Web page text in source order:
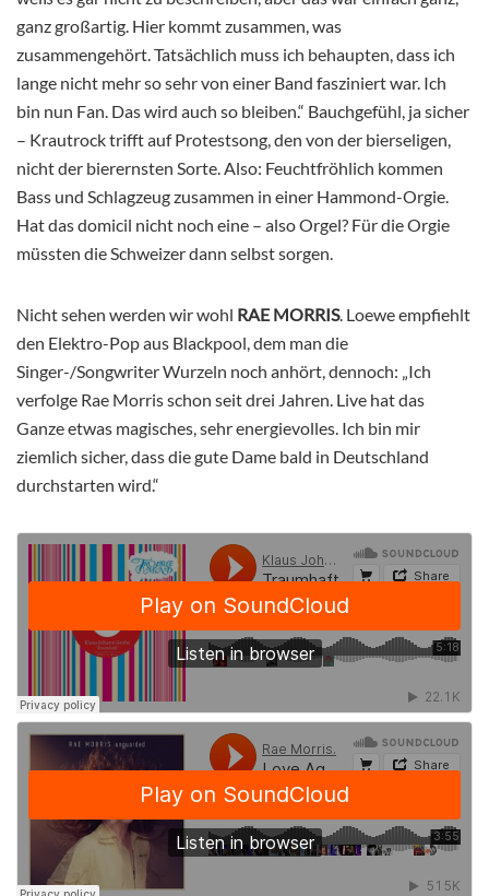
ganz großartig. Hier kommt zusammen, was
zusammengehört. Tatsächlich muss ich behaupten, dass ich
lange nicht mehr so sehr von einer Band fasziniert war. Ich
bin nun Fan. Das wird auch so bleiben.“ Bauchgefühl, ja sicher
– Krautrock trifft auf Protestsong, den von der bierseligen,
nicht der bierernsten Sorte. Also: Feuchtfröhlich kommen
Bass und Schlagzeug zusammen in einer Hammond-Orgie.
Hat das domicil nicht noch eine – also Orgel? Für die Orgie
müssten die Schweizer dann selbst sorgen.
Nicht sehen werden wir wohl RAE MORRIS. Loewe empfiehlt
den Elektro-Pop aus Blackpool, dem man die
Singer-/Songwriter Wurzeln noch anhört, dennoch: „Ich
verfolge Rae Morris schon seit drei Jahren. Live hat das
Ganze etwas magisches, sehr energievolles. Ich bin mir
ziemlich sicher, dass die gute Dame bald in Deutschland
durchstarten wird.“